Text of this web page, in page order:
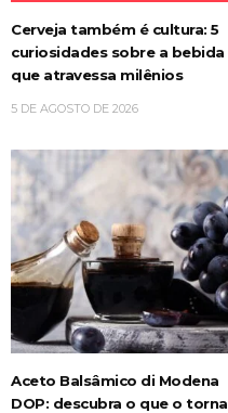
Cerveja também é cultura: 5
curiosidades sobre a bebida
que atravessa milênios
5 DE AGOSTO DE 2026
Aceto Balsâmico di Modena
DOP: descubra o que o torna